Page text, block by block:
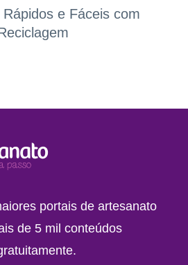
e Fáceis com
portais de artesanato
de 5 mil conteúdos